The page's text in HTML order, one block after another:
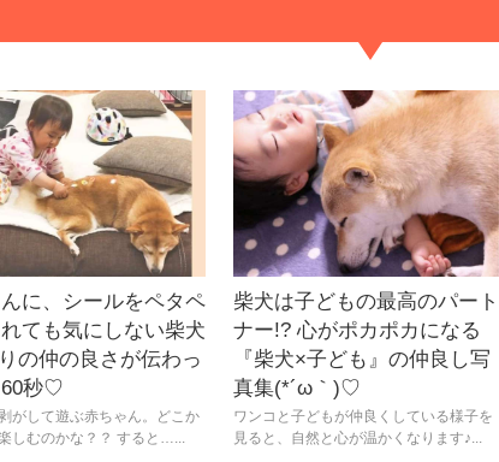
に、シールをペタペ
ても気にしない柴犬
の仲の良さが伝わっ
60秒♡
がして遊ぶ赤ちゃん。どこか
しむのかな？？ すると…...
柴犬は子どもの最高のパート
ナー!? 心がポカポカになる
『柴犬×子ども』の仲良し写
真集(*´ω｀)♡
ワンコと子どもが仲良くしている様子を
見ると、自然と心が温かくなります♪...